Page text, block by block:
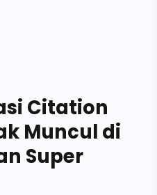
Citation
Muncul di
Super